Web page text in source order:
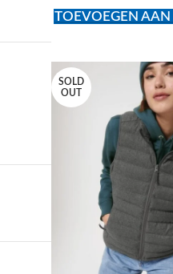
TOEVOEGEN AAN
SOLD
OUT